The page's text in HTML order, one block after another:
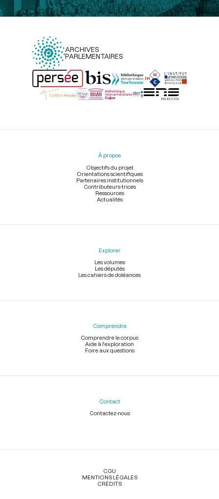
ARCHIVES
PARLEMENTAIRES
Menu
À propos
Objectifs du projet
Orientations scientifiques
Partenaires institutionnels
Contributeurs-trices
Ressources
Actualités
Explorer
Les volumes
Les députés
Les cahiers de doléances
Comprendre
Comprendre le corpus
Aide à l'exploration
Foire aux questions
Contact
Contactez-nous
Légal
CGU
MENTIONS LÉGALES
CRÉDITS